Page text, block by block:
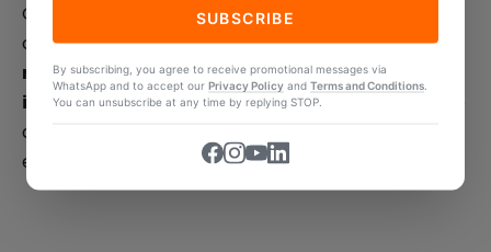
Questi tovaglioli in carta riciclata
chi desidera un serviziopratico, igienico e
responsabile. Grazie alladistribuzione
intercalata, consentono di prelevare un tovagliolo
alla volta, evitando sprechi e garantendo un uso più
efficiente nei locali ad alta affluenza.
SUBSCRIBE
By subscribing, you agree to receive promotional messages via
WhatsApp and to accept our Privacy Policy and Terms and Conditions
You can unsubscribe at any time by replying STOP.